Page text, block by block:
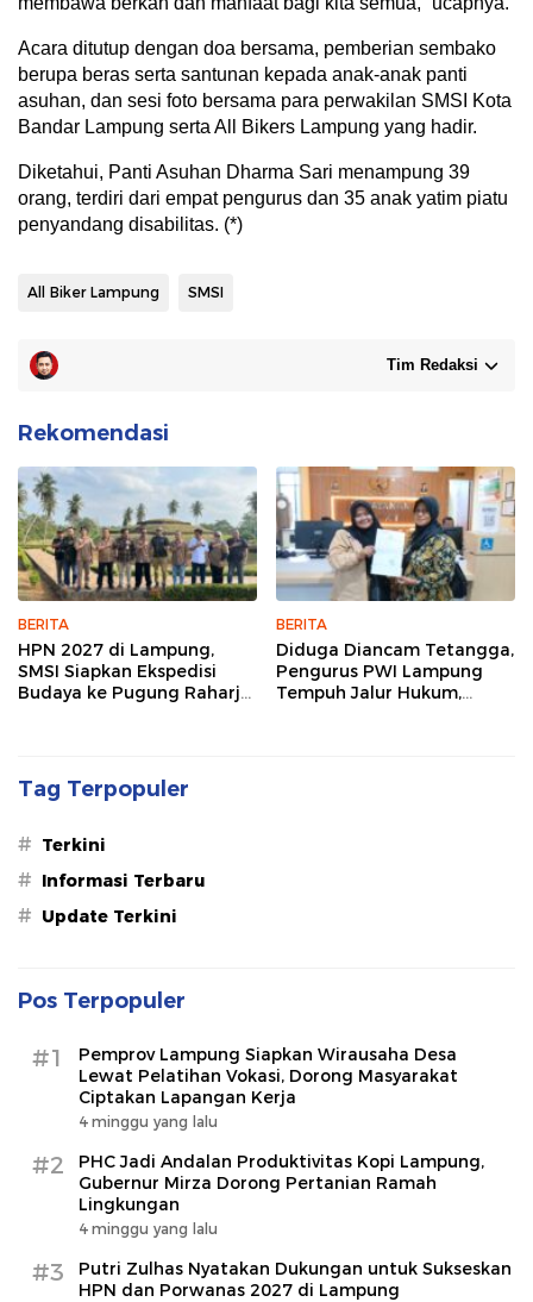
Acara ditutup dengan doa bersama, pemberian sembako
berupa beras serta santunan kepada anak-anak panti
asuhan, dan sesi foto bersama para perwakilan SMSI Kota
Bandar Lampung serta All Bikers Lampung yang hadir.
Diketahui, Panti Asuhan Dharma Sari menampung 39
orang, terdiri dari empat pengurus dan 35 anak yatim piatu
penyandang disabilitas. (*)
All Biker Lampung SMSI
Tim Redaksi
Rekomendasi
BERITA
HPN 2027 di Lampung,
SMSI Siapkan Ekspedisi
Budaya ke Pugung Raharjo
BERITA
Diduga Diancam Tetangga,
Pengurus PWI Lampung
Tempuh Jalur Hukum,
Tag Terpopuler
# Terkini
# Informasi Terbaru
# Update Terkini
Pos Terpopuler
#1
Pemprov Lampung Siapkan Wirausaha Desa
Lewat Pelatihan Vokasi, Dorong Masyarakat
Ciptakan Lapangan Kerja
4 minggu yang lalu
#2
PHC Jadi Andalan Produktivitas Kopi Lampung,
Gubernur Mirza Dorong Pertanian Ramah
Lingkungan
4 minggu yang lalu
#3
Putri Zulhas Nyatakan Dukungan untuk Sukseskan
HPN dan Porwanas 2027 di Lampung